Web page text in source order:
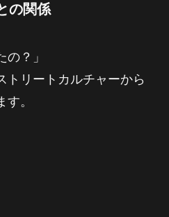
の関係
の？」
トリートカルチャーから
。